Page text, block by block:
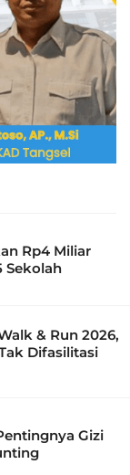
Rp4 Miliar
Sekolah
& Run 2026,
Difasilitasi
Gizi